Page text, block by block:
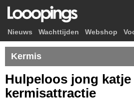
Nieuws Wachttijden Webshop
Kermis
Hulpeloos jong
kermisattractie